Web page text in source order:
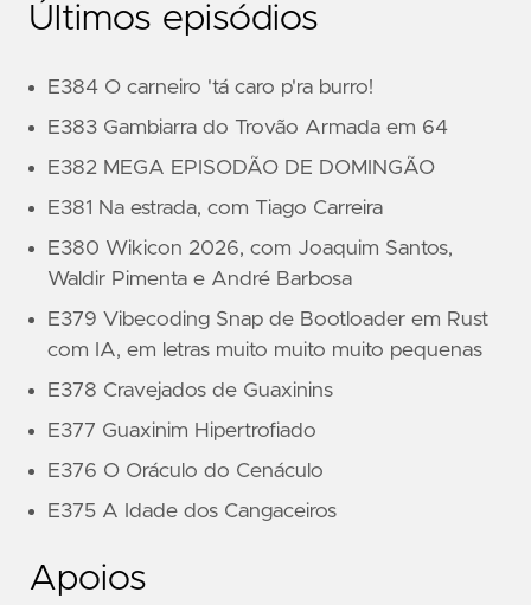
Últimos episódios
E384 O carneiro 'tá caro p'ra burro!
E383 Gambiarra do Trovão Armada em 64
E382 MEGA EPISODÃO DE DOMINGÃO
E381 Na estrada, com Tiago Carreira
E380 Wikicon 2026, com Joaquim Santos,
Waldir Pimenta e André Barbosa
E379 Vibecoding Snap de Bootloader em Rust
com IA, em letras muito muito muito pequenas
E378 Cravejados de Guaxinins
E377 Guaxinim Hipertrofiado
E376 O Oráculo do Cenáculo
E375 A Idade dos Cangaceiros
Apoios